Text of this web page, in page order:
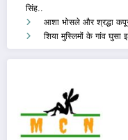
सिंह..
आशा भोसले और श्रद्धा
शिया मुस्लिमों के गांव